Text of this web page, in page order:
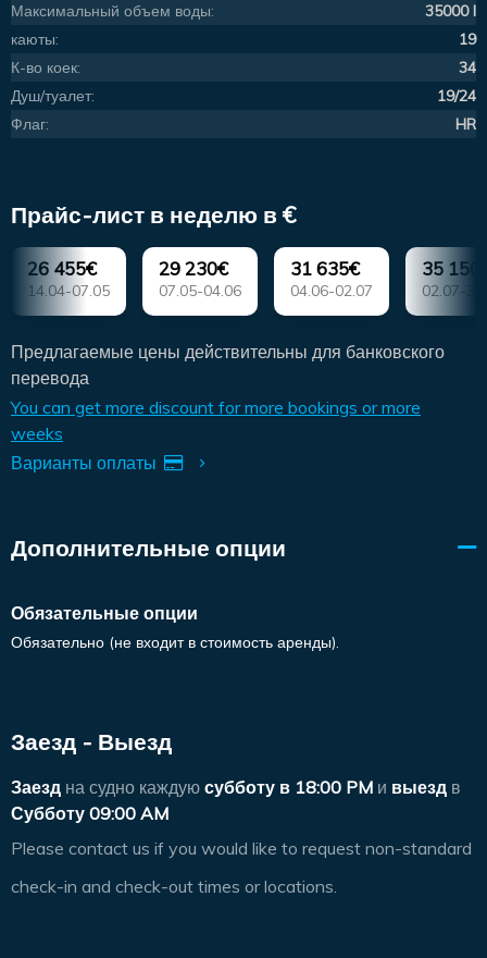
Максимальный объем воды:
35000 l
каюты:
19
К-во коек:
34
Душ/туалет:
19/24
Флаг:
HR
Прайс-лист в неделю в €
26 455€
14.04-07.05
29 230€
07.05-04.06
31 635€
04.06-02.07
35
02.07-
Предлагаемые цены действительны для банковского
перевода
You can get more discount for more bookings or more
weeks
Варианты оплаты
Дополнительные опции
Обязательные опции
Обязательно (не входит в стоимость аренды).
Заезд - Выезд
Заезд на судно каждую субботу в 18:00 PM и выезд в
Субботу 09:00 AM
Please contact us if you would like to request non-standard
check-in and check-out times or locations.